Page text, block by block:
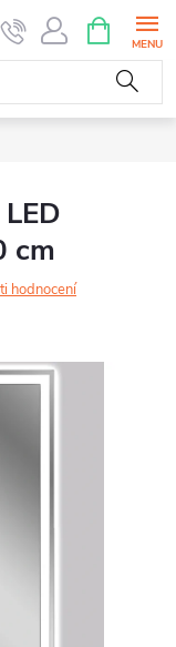
NÁKUPNÍ
KOŠÍK
cm
hodnocení